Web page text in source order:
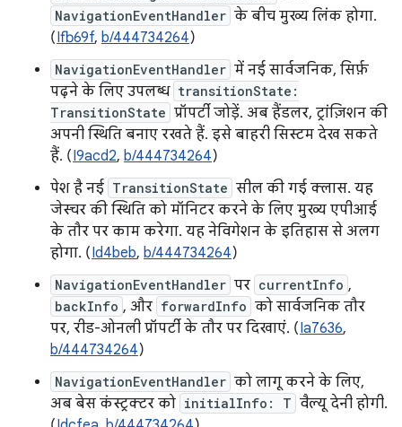
NavigationEventHandler के बीच मुख्य लिंक होगा.
(Ifb69f, b/444734264)
NavigationEventHandler में नई सार्वजनिक, सिर्फ़
पढ़ने के लिए उपलब्ध transitionState:
TransitionState प्रॉपर्टी जोड़ें. अब हैंडलर, ट्रांज़िशन की
अपनी स्थिति बनाए रखते हैं. इसे बाहरी सिस्टम देख सकते
हैं. (I9acd2, b/444734264)
पेश है नई TransitionState सील की गई क्लास. यह
जेस्चर की स्थिति को मॉनिटर करने के लिए मुख्य एपीआई
के तौर पर काम करेगा. यह नेविगेशन के इतिहास से अलग
होगा. (Id4beb, b/444734264)
NavigationEventHandler पर currentInfo ,
backInfo , और forwardInfo को सार्वजनिक तौर
पर, रीड-ओनली प्रॉपर्टी के तौर पर दिखाएं. (Ia7636,
b/444734264)
NavigationEventHandler को लागू करने के लिए,
अब बेस कंस्ट्रक्टर को initialInfo: T वैल्यू देनी होगी.